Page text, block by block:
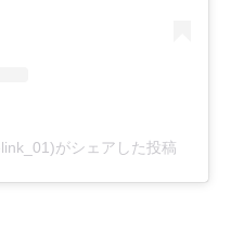
がシェアした投稿